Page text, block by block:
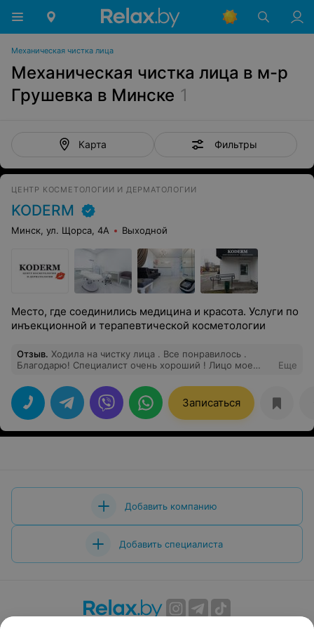
Механическая чистка лица
Механическая чистка лица в м-р
Грушевка в Минске 1
Карта Фильтры
ЦЕНТР КОСМЕТОЛОГИИ И ДЕРМАТОЛОГИИ
KODERM
Минск, ул. Щорса, 4А Выходной
Место, где соединились медицина и красота. Услуги по
инъекционной и терапевтической косметологии
Отзыв. Ходила на чистку лица . Все понравилось .
Благодарю! Специалист очень хороший ! Лицо мое
Еще
Записаться
Добавить компанию
Добавить специалиста